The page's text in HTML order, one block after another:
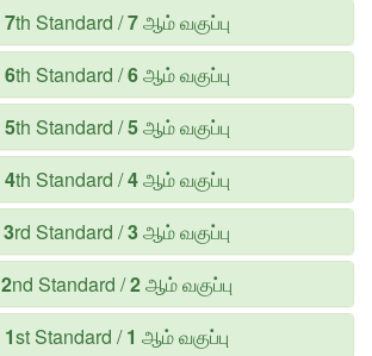
7th Standard /7ஆம் வகுப்பு
6th Standard /6ஆம் வகுப்பு
5th Standard /5ஆம் வகுப்பு
4th Standard /4ஆம் வகுப்பு
3rd Standard /3ஆம் வகுப்பு
2nd Standard /2ஆம் வகுப்பு
1st Standard /1 ஆம் வகுப்பு